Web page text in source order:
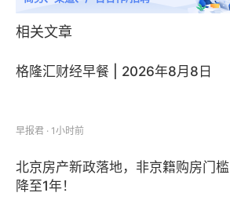
相关文章
格隆汇财经早餐 | 2026年8月8日
早报君 · 1小时前
北京房产新政落地，非京籍购房门槛
降至1年！